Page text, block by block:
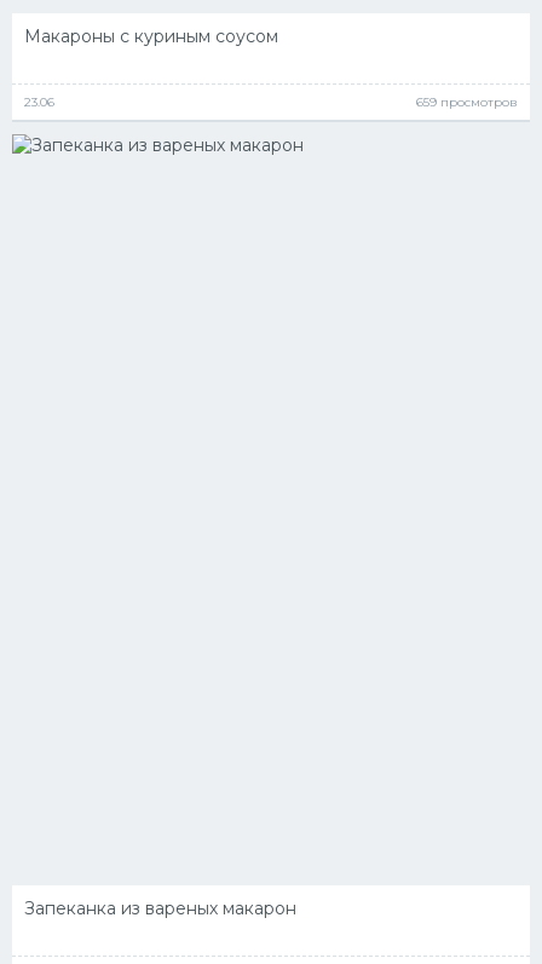
Макароны с куриным соусом
23.06 659 просмотров
Запеканка из вареных макарон